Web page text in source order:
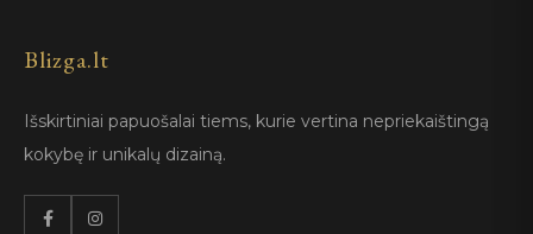
Blizga.lt
Išskirtiniai papuošalai tiems, kurie vertina nepriekaištingą
kokybę ir unikalų dizainą.